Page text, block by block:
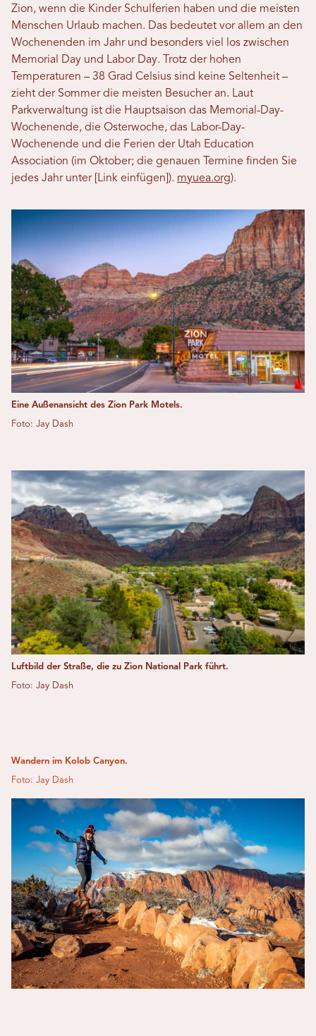
Zion, wenn die Kinder Schulferien haben und die meisten
Menschen Urlaub machen. Das bedeutet vor allem an den
Wochenenden im Jahr und besonders viel los zwischen
Memorial Day und Labor Day. Trotz der hohen
Temperaturen – 38 Grad Celsius sind keine Seltenheit –
zieht der Sommer die meisten Besucher an. Laut
Parkverwaltung ist die Hauptsaison das Memorial-Day-
Wochenende, die Osterwoche, das Labor-Day-
Wochenende und die Ferien der Utah Education
Association (im Oktober; die genauen Termine finden Sie
jedes Jahr unter [Link einfügen]). myuea.org).
Eine Außenansicht des Zion Park Motels.
Foto: Jay Dash
Luftbild der Straße, die zu Zion National Park führt.
Foto: Jay Dash
Wandern im Kolob Canyon.
Foto: Jay Dash